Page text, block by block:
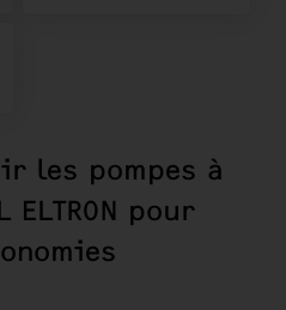
les pompes à
ELTRON pour